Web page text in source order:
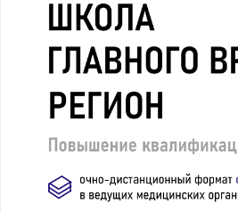
№450,
Приказ
Федерации